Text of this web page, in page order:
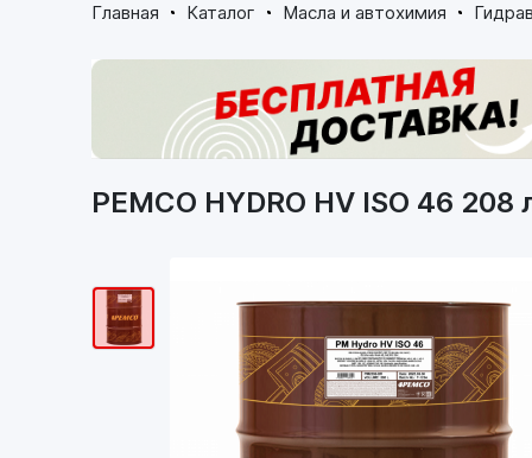
Главная Каталог Масла и автохимия
PEMCO HYDRO HV ISO 46